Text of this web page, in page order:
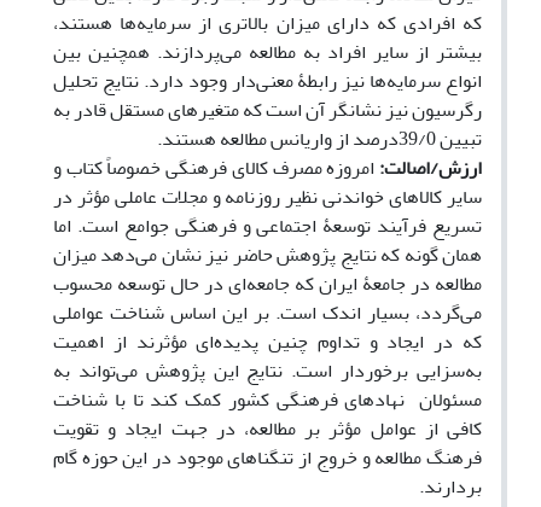
که افرادی که دارای میزان بالاتری از سرمایه‌ها هستند،
بیشتر از سایر افراد به مطالعه می‌پردازند. همچنین بین
انواع سرمایه‌ها نیز رابطۀ معنی‌دار وجود دارد. نتایج تحلیل
رگرسیون نیز نشانگر آن است که متغیر­های مستقل قادر به
تبیین 39/0درصد از واریانس مطالعه هستند.
ارزش/اصالت: امروزه مصرف کالای فرهنگی خصوصاً کتاب و
سایر کالاهای خواندنی نظیر روزنامه و مجلات عاملی مؤثر در
تسریع فرآیند توسعۀ اجتماعی و فرهنگی جوامع است. اما
همان گونه که نتایج پژوهش حاضر نیز نشان می‌دهد میزان
مطالعه در جامعۀ ایران که جامعه‌ای در حال توسعه محسوب
می‌گردد، بسیار اندک است. بر این اساس شناخت عواملی
که در ایجاد و تداوم چنین پدیده‌ای مؤثرند از اهمیت
به‌سزایی برخوردار است. نتایج این پژوهش می‌تواند به
مسئولان نهادهای فرهنگی کشور کمک کند تا با شناخت
کافی از عوامل مؤثر بر مطالعه، در جهت ایجاد و تقویت
فرهنگ مطالعه و خروج از تنگناهای موجود در این حوزه گام
بردارند.